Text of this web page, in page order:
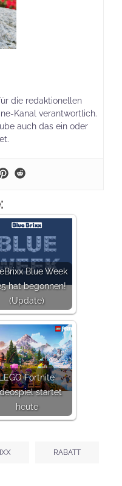
die redaktionellen
Kanal verantwortlich.
auch das ein oder
Blue Week
hat begonnen!
(Update)
Fortnite
startet
heute
RABATT